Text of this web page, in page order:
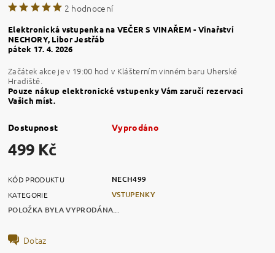
2 hodnocení
Elektronická vstupenka na VEČER S VINAŘEM - Vinařství
NECHORY, Libor Jestřáb
pátek 17. 4. 2026
Začátek akce je v 19:00 hod v Klášterním vinném baru Uherské
Hradiště.
Pouze nákup elektronické vstupenky Vám zaručí rezervaci
Vašich míst.
Dostupnost Vyprodáno
499 Kč
KÓD PRODUKTU NECH499
KATEGORIE
VSTUPENKY
POLOŽKA BYLA VYPRODÁNA...
Dotaz